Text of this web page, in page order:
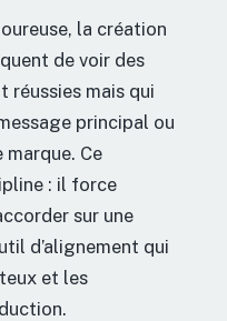
la création
de voir des
réussies mais qui
principal ou
Ce
: il force
sur une
d’alignement qui
et les